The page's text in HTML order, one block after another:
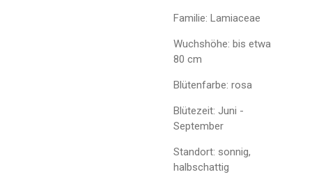
Familie: Lamiaceae
Wuchshöhe: bis etwa
80 cm
Blütenfarbe: rosa
Blütezeit: Juni -
September
Standort: sonnig,
halbschattig